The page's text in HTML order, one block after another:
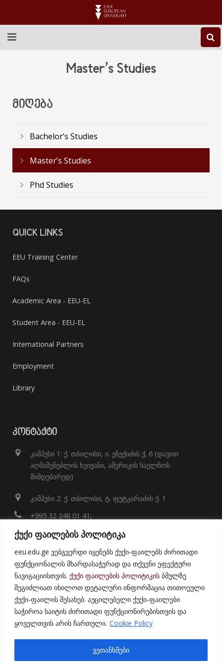
ქუქი ფაილების პოლიტიკა
eeu.edu.ge ვებგვერდი იყენებს ქუქი-ფაილებს ძირითადი
ფუნქციონალის მხარდასაჭერად და თქვენი ეფექტური
ნავიგაციისთვის. ქუქი ფაილების პოლიტიკის ბმულზე
შეგიძლიათ იხილოთ დეტალური ინფორმაცია თითოეული
ქუქი-ფაილის შესახებ. აუცილებელი ქუქი-ფაილები
საჭიროა საიტის ძირითადი ფუნქციონირებისთვის და
ყოველთვის არის ჩართული. Cookie Policy
ვეთანხმები
EDUCATION
LIBRARY
Master’s Studies
ᲛᲘᲦᲔᲑᲐ
Bachelor’s Studies
Master’s Studies
Phd Studies
QUICK LINKS
EEU Training Center
FAQs
Academic Area - EEU-EL
Student Area - EEU-EL
International Partners
Employment
Library
ᲙᲝᲜᲢᲐᲥᲢᲘ
კამპუსი 1: ქ. თბილისი, ი. ენუქიძის ქ. 6 (დავით
აღმაშენებლის ხეივანი, ამერიკის საელჩოს
მიმდებარედ)
კამპუსი 2: ქ. თბილისი, ტ. ფუტკარაძის ქ. 1
+995 32 248 01 41;
info@eeu.edu.ge
Map
East European University